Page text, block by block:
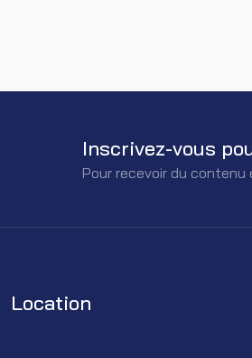
Inscrivez-vous
Pour recevoir du
Location